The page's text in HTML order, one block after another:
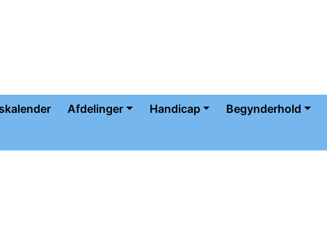
Afdelinger Handicap Begynderhold